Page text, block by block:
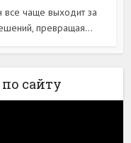
чаще выходит за
превращая...
сайту